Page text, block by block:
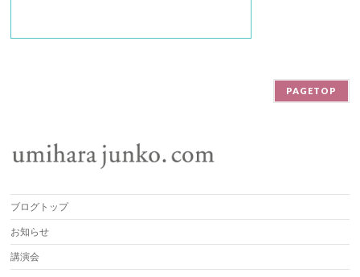
PAGETOP
ブログトップ
お知らせ
講演会